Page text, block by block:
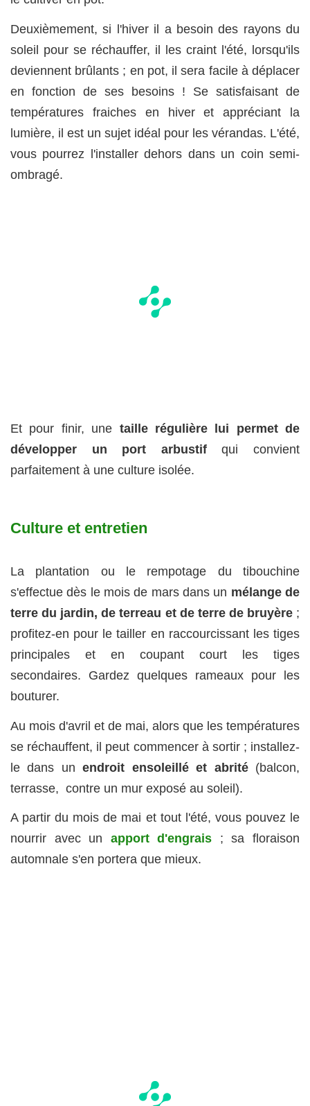
Deuxièmement, si l'hiver il a besoin des rayons du
soleil pour se réchauffer, il les craint l'été, lorsqu'ils
deviennent brûlants ; en pot, il sera facile à déplacer
en fonction de ses besoins ! Se satisfaisant de
températures fraiches en hiver et appréciant la
lumière, il est un sujet idéal pour les vérandas. L'été,
vous pourrez l'installer dehors dans un coin semi-
ombragé.
Et pour finir, une taille régulière lui permet de
développer un port arbustifqui convient
parfaitement à une culture isolée.
Culture et entretien
La plantation ou le rempotage du tibouchine
s'effectue dès le mois de mars dans un mélange de
terre du jardin, de terreau et de terre de bruyère;
profitez-en pour le tailler en raccourcissant les tiges
principales et en coupant court les tiges
secondaires. Gardez quelques rameaux pour les
bouturer.
Au mois d'avril et de mai, alors que les températures
se réchauffent, il peut commencer à sortir ; installez-
le dans unendroit ensoleillé et abrité(balcon,
terrasse, contre un mur exposé au soleil).
A partir du mois de mai et tout l'été, vous pouvez le
nourrir avec un apport d'engrais ; sa floraison
automnale s'en portera que mieux.